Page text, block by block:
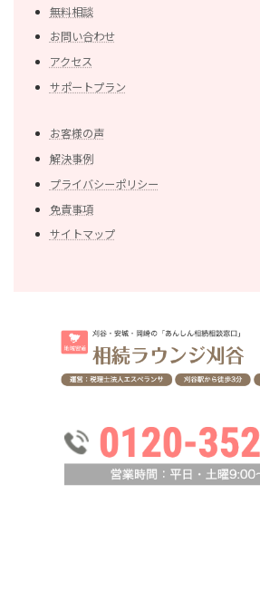
無料相談
お問い合わせ
アクセス
サポートプラン
お客様の声
解決事例
プライバシーポリシー
免責事項
サイトマップ